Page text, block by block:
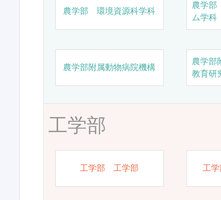
農学部 環境資源科学科
農学
ム学科
農学部附属動物病院機構
農学部
教育研
工学部
工学部 工学部 工